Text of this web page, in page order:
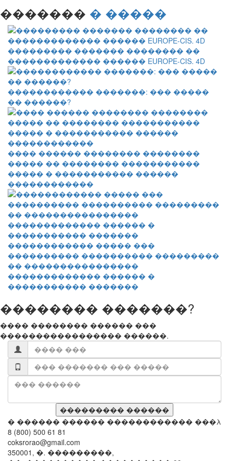
������� � �����
��������� ������� �������� ��
������������� ������ EUROPE-CIS. 4D
������������ �������: ��� �����
�� ������?
���� ������ �������� ��������
����� �� �������� �����������
����� � ����������� ������
������������
������������ ����� ���
���������� ���������� ���������
�� ����������������
������������� ������ �
����������� �������
�������� �������?
���� �������� ������ ���
����������������� ������.
� ������ ������ ������������ ���λ
8 (800) 500 61 81
coksrorao@gmail.com
350001, �. ���������,